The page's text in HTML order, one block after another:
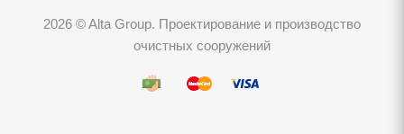
2026 © Alta Group. Проектирование и производство
очистных сооружений